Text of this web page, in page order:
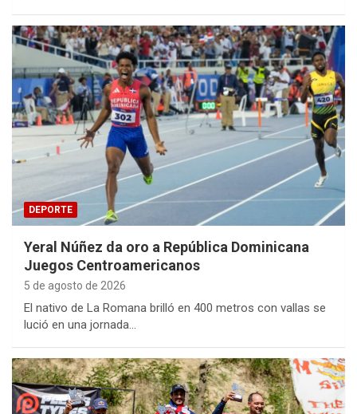
DEPORTE
Yeral Núñez da oro a República Dominicana
Juegos Centroamericanos
5 de agosto de 2026
El nativo de La Romana brilló en 400 metros con vallas se
lució en una jornada…